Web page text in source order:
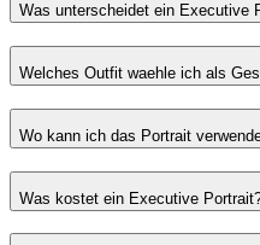
Was unterscheidet ein Executive
Welches Outfit waehle ich als
Wo kann ich das Portrait
Was kostet ein Executive